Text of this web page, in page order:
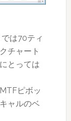
は70ティ
チャート
とっては
ピボッ
ャルのベ